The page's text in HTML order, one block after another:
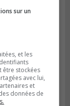
sur un
et les
être stockées
avec lui,
et
données de